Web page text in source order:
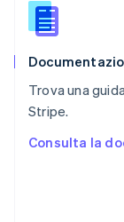
Trova una
Stripe.
Consulta la
English
Slovacchia
Slovenia
Spagna
Español
English